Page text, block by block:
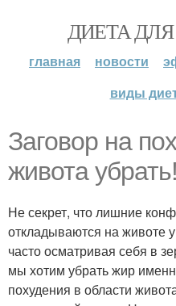
ДИЕТА
главная новости
виды
Заговор на
живота убрать!
Не секрет, что лишние
откладываются на животе
часто осматривая себя в
мы хотим убрать жир
похудения в области